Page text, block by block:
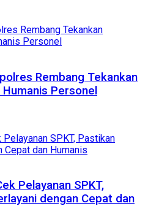
Rembang Tekankan
Personel
Pelayanan SPKT,
dengan Cepat dan